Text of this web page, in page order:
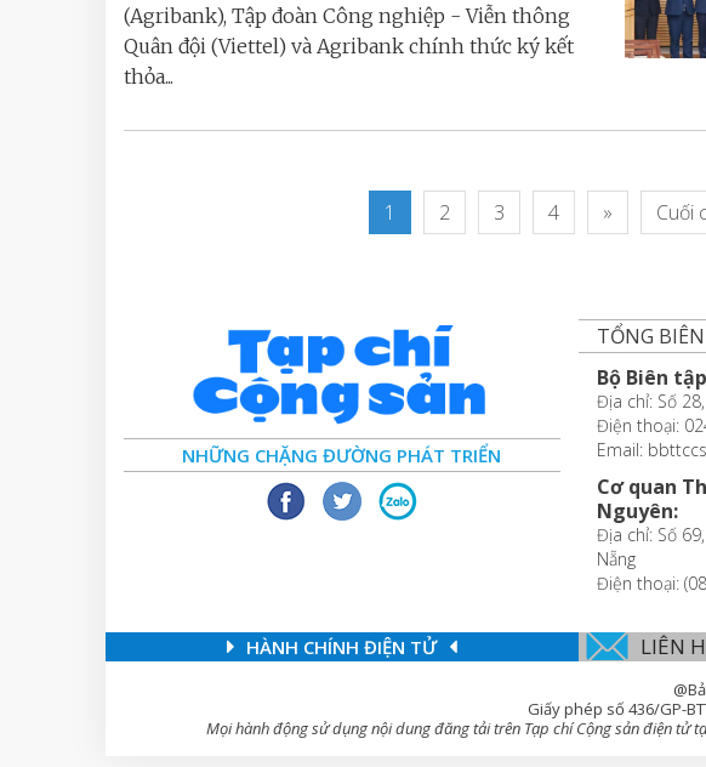
(Agribank), Tập đoàn Công nghiệp - Viễn thông
Quân đội (Viettel) và Agribank chính thức ký kết
thỏa...
1 2 3 4 » Cuối
NHỮNG CHẶNG ĐƯỜNG PHÁT TRIỂN
TỔNG
Bộ Biên
Địa chỉ: Số
Điện thoại:
Email:
Cơ quan
Nguyên:
Địa chỉ: Số
Nẵng
Điện thoại:
HÀNH CHÍNH ĐIỆN TỬ LIÊN
Giấy phép số 436/GP-
Mọi hành động sử dụng nội dung đăng tải trên Tạp chí Cộng sản điện tử